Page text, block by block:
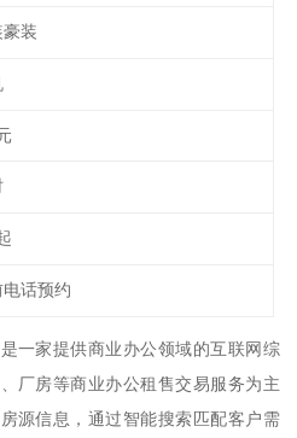
装
话预约
一家提供商业办公领域的互联网综
厂房等商业办公租售交易服务为主
源信息，通过智能搜索匹配客户需